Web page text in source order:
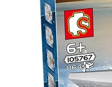
конкурсах и розыгрышах в
всех акций и бонусов...